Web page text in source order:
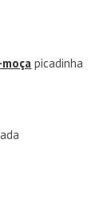
picadinha